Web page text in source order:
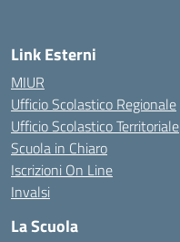
Link Esterni
MIUR
Ufficio Scolastico Regionale
Ufficio Scolastico Territoriale
Scuola in Chiaro
Iscrizioni On Line
Invalsi
La Scuola